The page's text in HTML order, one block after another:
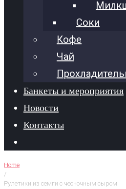
Соки
Кофе
Чай
Банкеты и мероприятия
Новости
Контакты
Home
/
Рулетики из семги с чесночным сыром